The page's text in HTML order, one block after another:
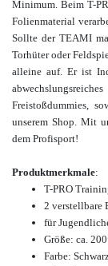
Minimum. Beim T-
Folienmaterial
Sollte der TEAMI
Torhüter oder
alleine auf. Er ist
Freistoßdummies,
unserem Shop. Mit
dem Profisport!
Produktmerkmale:
T-PRO
2 verstellbare
für
Größe: ca.
Farbe: